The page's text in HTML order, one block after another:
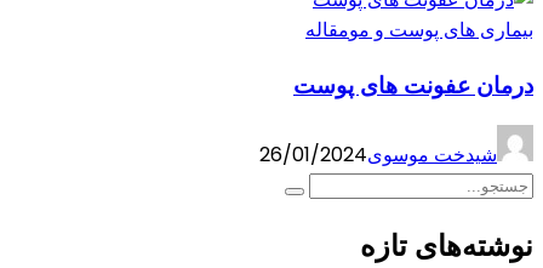
بیماری های پوست و مومقاله
درمان عفونت های پوست
شیدخت موسوی26/01/2024
نوشته‌های تازه